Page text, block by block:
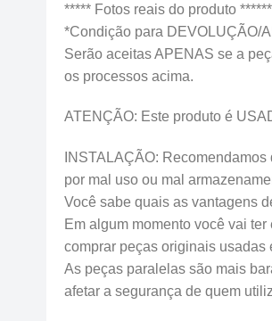
***** Fotos reais do produto ******
*Condição para DEVOLUÇÃO/
Serão aceitas APENAS se a
os processos acima.
ATENÇÃO: Este produto é
INSTALAÇÃO:
por mal uso ou mal
Você sabe quais as vantagens
Em algum momento você vai
comprar peças originais usadas
As peças paralelas são mais
afetar a segurança de quem